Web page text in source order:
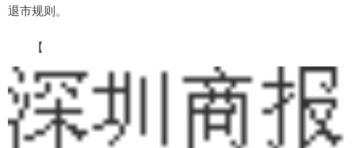
退市规则。
【